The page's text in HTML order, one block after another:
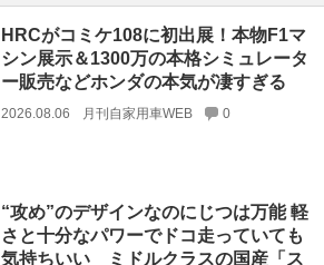
HRCがコミケ108に初出展！本物F1マ
シン展示＆1300万の本格シミュレータ
ー販売などホンダの本気が凄すぎる
2026.08.06 月刊自家用車WEB 0
“攻め”のデザインなのにじつは万能 軽
さと十分なパワーでドコ走っていても
気持ちいい ミドルクラスの国産「ス